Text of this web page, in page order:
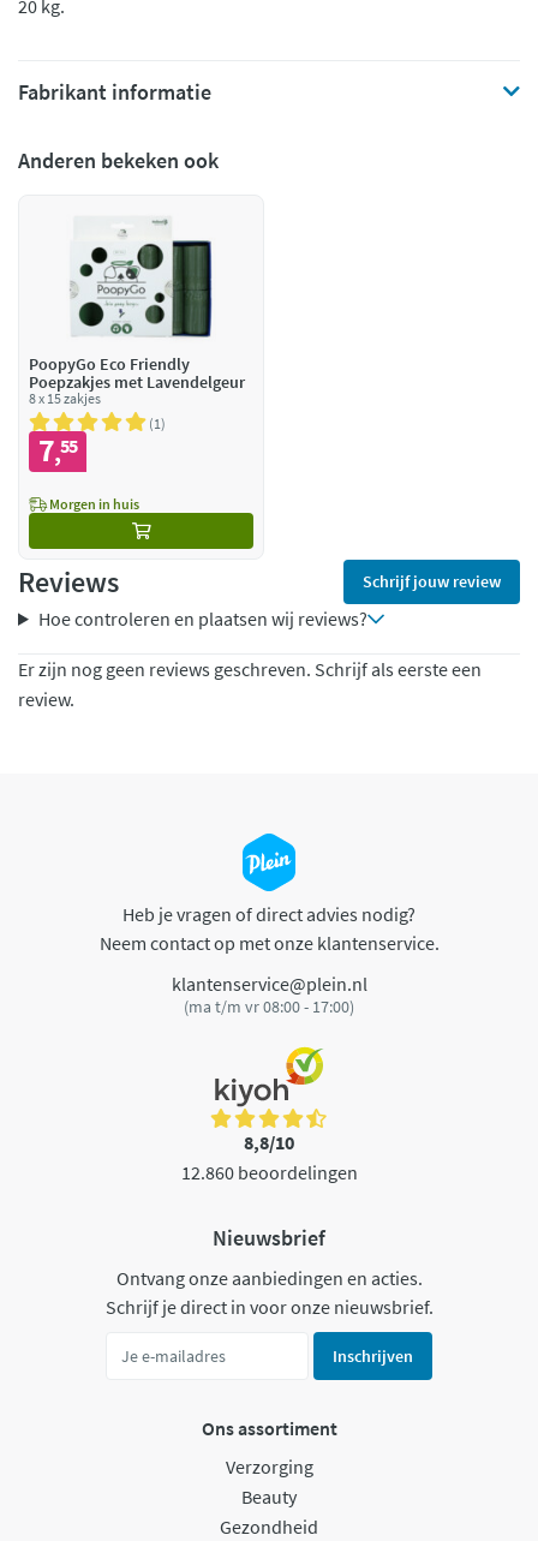
20 kg.
Fabrikant informatie
Anderen bekeken ook
PoopyGo Eco Friendly
Poepzakjes met Lavendelgeur
8 x 15 zakjes
1
7,55
Morgen in huis
Reviews Schrijf jouw review
Hoe controleren en plaatsen wij reviews?
Er zijn nog geen reviews geschreven. Schrijf als eerste een
review.
Heb je vragen of direct advies nodig?
Neem contact op met onze klantenservice.
klantenservice@plein.nl
(ma t/m vr 08:00 - 17:00)
8,8/10
12.860 beoordelingen
Nieuwsbrief
Ontvang onze aanbiedingen en acties.
Schrijf je direct in voor onze nieuwsbrief.
Inschrijven
Ons assortiment
Verzorging
Beauty
Gezondheid